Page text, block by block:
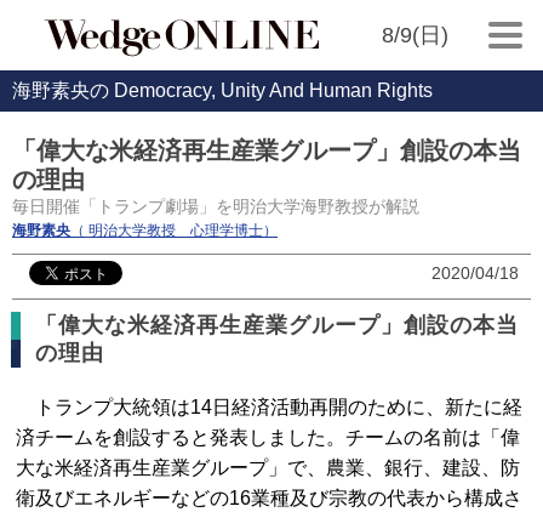
8/9(日)
海野素央の Democracy, Unity And Human Rights
「偉大な米経済再生産業グループ」創設の本当
の理由
毎日開催「トランプ劇場」を明治大学海野教授が解説
海野素央 （ 明治大学教授 心理学博士）
2020/04/18
「偉大な米経済再生産業グループ」創設の本当
の理由
トランプ大統領は14日経済活動再開のために、新たに経
済チームを創設すると発表しました。チームの名前は「偉
大な米経済再生産業グループ」で、農業、銀行、建設、防
衛及びエネルギーなどの16業種及び宗教の代表から構成さ